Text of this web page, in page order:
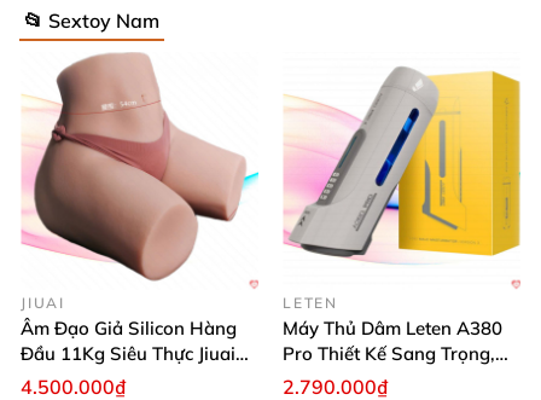
📂 Sextoy Nam
JIUAI
Âm Đạo Giả Silicon Hàng
Đầu 11Kg Siêu Thực Jiuai
Nhật
4.500.000₫
LETEN
Máy Thủ Dâm Leten A380
Pro Thiết Kế Sang Trọng,
Cảm Giác Thật
2.790.000₫